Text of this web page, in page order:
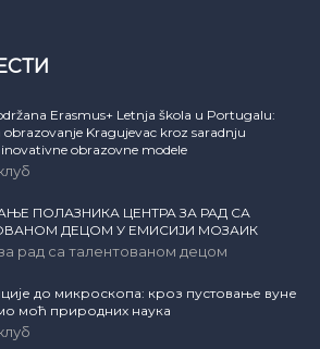
Erasmus+ Letnja škola u Portugalu:
obrazovanje Kragujevac kroz saradnju
obrazovne modele
ПОЛАЗНИКА ЦЕНТРА ЗА РАД СА
ДЕЦОМ У ЕМИСИЈИ МОЗАИК
рад са талентованом децом
до микроскопа: кроз пустовање вуне
моћ природних наука